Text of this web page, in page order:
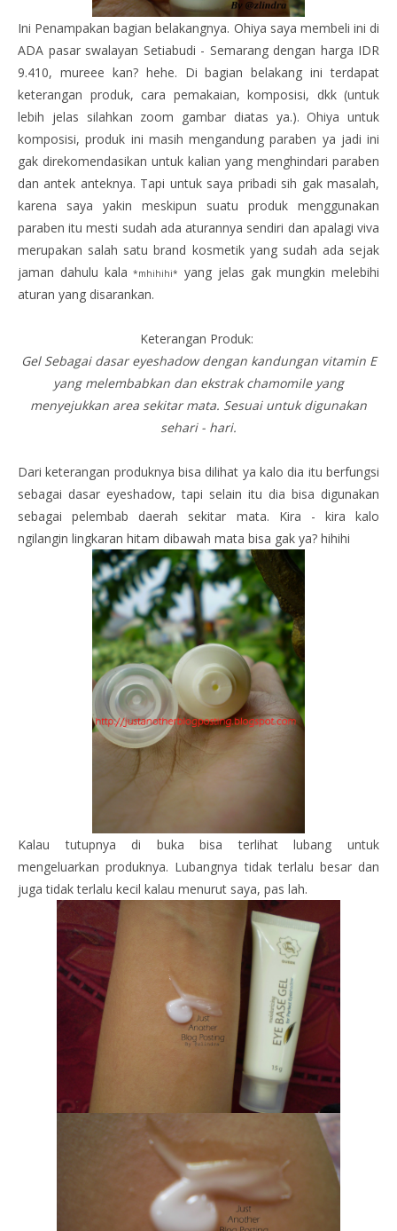
Ini Penampakan bagian belakangnya. Ohiya saya membeli ini di
ADA pasar swalayan Setiabudi - Semarang dengan harga IDR
9.410, mureee kan? hehe. Di bagian belakang ini terdapat
keterangan produk, cara pemakaian, komposisi, dkk (untuk
lebih jelas silahkan zoom gambar diatas ya.). Ohiya untuk
komposisi, produk ini masih mengandung paraben ya jadi ini
gak direkomendasikan untuk kalian yang menghindari paraben
dan antek anteknya. Tapi untuk saya pribadi sih gak masalah,
karena saya yakin meskipun suatu produk menggunakan
paraben itu mesti sudah ada aturannya sendiri dan apalagi viva
merupakan salah satu brand kosmetik yang sudah ada sejak
jaman dahulu kala*mhihihi* yang jelas gak mungkin melebihi
aturan yang disarankan.
Keterangan Produk:
Gel Sebagai dasar eyeshadow dengan kandungan vitamin E
yang melembabkan dan ekstrak chamomile yang
menyejukkan area sekitar mata. Sesuai untuk digunakan
sehari - hari.
Dari keterangan produknya bisa dilihat ya kalo dia itu berfungsi
sebagai dasar eyeshadow, tapi selain itu dia bisa digunakan
sebagai pelembab daerah sekitar mata. Kira - kira kalo
ngilangin lingkaran hitam dibawah mata bisa gak ya? hihihi
Kalau tutupnya di buka bisa terlihat lubang untuk
mengeluarkan produknya. Lubangnya tidak terlalu besar dan
juga tidak terlalu kecil kalau menurut saya, pas lah.